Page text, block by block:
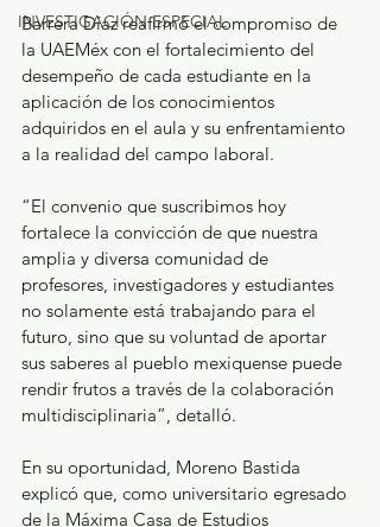
INVESTIGACIÓN ESPECIAL
Barrera Díaz reafirmó el compromiso de
la UAEMéx con el fortalecimiento del
desempeño de cada estudiante en la
aplicación de los conocimientos
adquiridos en el aula y su enfrentamiento
a la realidad del campo laboral.
“El convenio que suscribimos hoy
fortalece la convicción de que nuestra
amplia y diversa comunidad de
profesores, investigadores y estudiantes
no solamente está trabajando para el
futuro, sino que su voluntad de aportar
sus saberes al pueblo mexiquense puede
rendir frutos a través de la colaboración
multidisciplinaria”, detalló.
En su oportunidad, Moreno Bastida
explicó que, como universitario egresado
de la Máxima Casa de Estudios